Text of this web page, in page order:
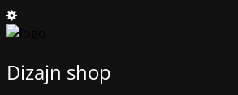
Dizajn shop